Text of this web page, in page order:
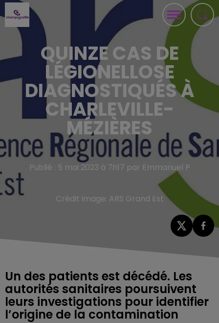
QUINZE CAS DE
LÉGIONELLOSE
DIAGNOSTIQUÉS À
CHARLEVILLE-
MÉZIÈRES
Publié : 5 mai 2023 à 7h17 par Emmanuel P
Crédit image: ARS Grand Est
Un des patients est décédé. Les
autorités sanitaires poursuivent
leurs investigations pour identifier
l’origine de la contamination